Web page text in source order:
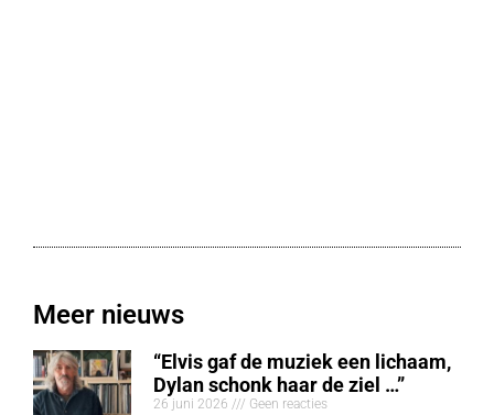
Meer nieuws
“Elvis gaf de muziek een lichaam,
Dylan schonk haar de ziel …”
26 juni 2026 Geen reacties